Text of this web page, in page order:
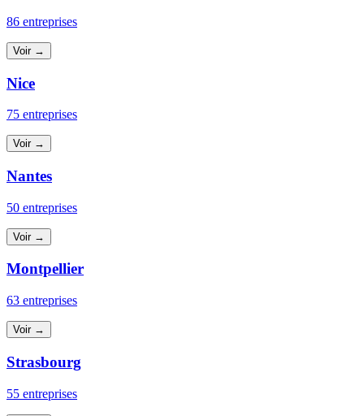
86 entreprises
Voir →
Nice
75 entreprises
Voir →
Nantes
50 entreprises
Voir →
Montpellier
63 entreprises
Voir →
Strasbourg
55 entreprises